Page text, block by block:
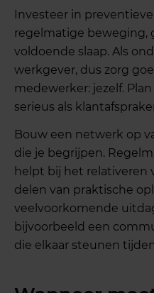
Investeer in
regelmatige beweging,
voldoende slaap. Als
werkgever, dus zorg
medewerker: jezelf.
serieus als
Bouw een netwerk op
die je begrijpen.
helpt bij het relativeren
delen van praktische
veelvoorkomende
bijvoorbeeld een
die elkaar steunen